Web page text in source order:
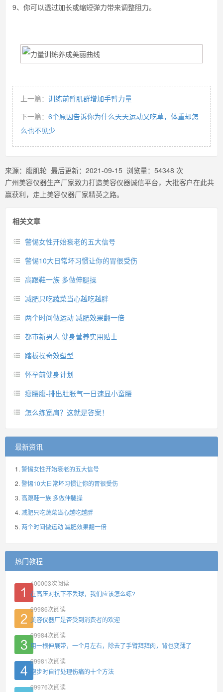
9、你可以透过加长或缩短弹力带来调整阻力。
上一篇： 训练前臂肌群增加手臂力量
下一篇： 6个原因告诉你为什么天天运动又吃草，体重却怎
么也不见少
来源： 腹肌轮 最后更新： 2021-09-15 浏览量： 54348 次
广州美容仪器生产厂家致力打造美容仪器诚信平台，大批客户在此共
赢获利，走上美容仪器厂家精英之路。
相关文章
警惕女性开始衰老的五大信号
警惕10大日常坏习惯让你的胃很受伤
高跟鞋一族 多做伸腿操
减肥只吃蔬菜当心越吃越胖
两个时间做运动 减肥效果翻一倍
都市新男人 健身营养实用贴士
踏板操奇效塑型
怀孕前健身计划
瘦腰腹-排出肚胀气一日速显小蛮腰
怎么练宽肩？这就是答案！
最新资讯
警惕女性开始衰老的五大信号
警惕10大日常坏习惯让你的胃很受伤
高跟鞋一族 多做伸腿操
减肥只吃蔬菜当心越吃越胖
两个时间做运动 减肥效果翻一倍
热门教程
100003次阅读
在高压对抗下不丢球，我们应该怎么练?
99986次阅读
美容仪器厂是否受到消费者的欢迎
99984次阅读
用一根伸展带，一个月左右，除去了手臂拜拜肉，背也变薄了
99981 次阅读
跑步时自行处理伤痛的十个方法
99976次阅读